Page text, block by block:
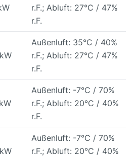
r.F.; Abluft: 27°C / 47%
r.F.
Außenluft: 35°C / 40%
r.F.; Abluft: 27°C / 47%
r.F.
Außenluft: -7°C / 70%
r.F.; Abluft: 20°C / 40%
r.F.
Außenluft: -7°C / 70%
r.F.; Abluft: 20°C / 40%